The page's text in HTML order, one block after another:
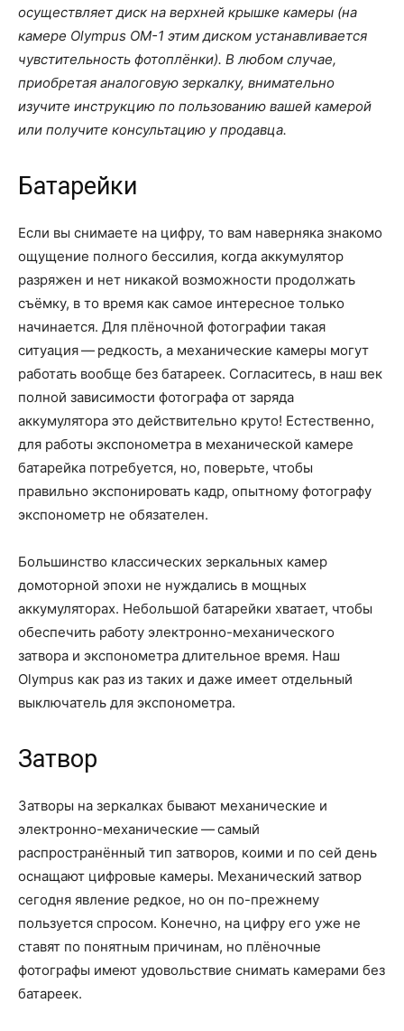
осуществляет диск на верхней крышке камеры (на
камере Olympus OM-1 этим диском устанавливается
чувстительность фотоплёнки). В любом случае,
приобретая аналоговую зеркалку, внимательно
изучите инструкцию по пользованию вашей камерой
или получите консультацию у продавца.
Батарейки
Если вы снимаете на цифру, то вам наверняка знакомо
ощущение полного бессилия, когда аккумулятор
разряжен и нет никакой возможности продолжать
съёмку, в то время как самое интересное только
начинается. Для плёночной фотографии такая
ситуация — редкость, а механические камеры могут
работать вообще без батареек. Согласитесь, в наш век
полной зависимости фотографа от заряда
аккумулятора это действительно круто! Естественно,
для работы экспонометра в механической камере
батарейка потребуется, но, поверьте, чтобы
правильно экспонировать кадр, опытному фотографу
экспонометр не обязателен.
Большинство классических зеркальных камер
домоторной эпохи не нуждались в мощных
аккумуляторах. Небольшой батарейки хватает, чтобы
обеспечить работу электронно-механического
затвора и экспонометра длительное время. Наш
Olympus как раз из таких и даже имеет отдельный
выключатель для экспонометра.
Затвор
Затворы на зеркалках бывают механические и
электронно-механические — самый
распространённый тип затворов, коими и по сей день
оснащают цифровые камеры. Механический затвор
сегодня явление редкое, но он по-прежнему
пользуется спросом. Конечно, на цифру его уже не
ставят по понятным причинам, но плёночные
фотографы имеют удовольствие снимать камерами без
батареек.